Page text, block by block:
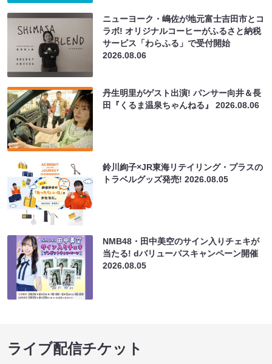
ニューヨーク・嶋佐が地元富士吉田市とコ
ラボ! オリジナルコーヒーがふるさと納税
サービス「わらふる」で受付開始
2026.08.06
丹生明里がゲスト出演! パンサー向井＆長
田『くるま温泉ちゃんねる』2026.08.06
鈴川絢子×JR東海リテイリング・プラスの
トラベルグッズ発売!2026.08.05
NMB48・田中美空のサイン入りチェキが
当たる! dバリューパスキャンペーン開催
2026.08.05
ライブ配信チケット